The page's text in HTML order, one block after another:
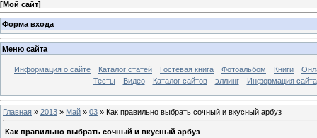
[Мой сайт]
Форма входа
Меню сайта
Информация о сайте Каталог статей Гостевая книга Фотоальбом Книги
Тесты
Видео Каталог сайтов эллинг Информация сайта
Главная » 2013 » Май » 03 » Как правильно выбрать сочный и вкусный арбуз
Как правильно выбрать сочный и вкусный арбуз